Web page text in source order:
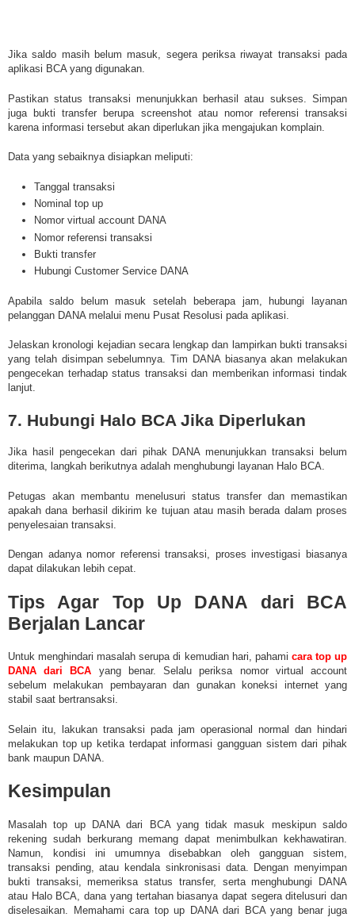
Jika saldo masih belum masuk, segera periksa riwayat transaksi pada
aplikasi BCA yang digunakan.
Pastikan status transaksi menunjukkan berhasil atau sukses. Simpan
juga bukti transfer berupa screenshot atau nomor referensi transaksi
karena informasi tersebut akan diperlukan jika mengajukan komplain.
Data yang sebaiknya disiapkan meliputi:
Tanggal transaksi
Nominal top up
Nomor virtual account DANA
Nomor referensi transaksi
Bukti transfer
Hubungi Customer Service DANA
Apabila saldo belum masuk setelah beberapa jam, hubungi layanan
pelanggan DANA melalui menu Pusat Resolusi pada aplikasi.
Jelaskan kronologi kejadian secara lengkap dan lampirkan bukti transaksi
yang telah disimpan sebelumnya. Tim DANA biasanya akan melakukan
pengecekan terhadap status transaksi dan memberikan informasi tindak
lanjut.
7. Hubungi Halo BCA Jika Diperlukan
Jika hasil pengecekan dari pihak DANA menunjukkan transaksi belum
diterima, langkah berikutnya adalah menghubungi layanan Halo BCA.
Petugas akan membantu menelusuri status transfer dan memastikan
apakah dana berhasil dikirim ke tujuan atau masih berada dalam proses
penyelesaian transaksi.
Dengan adanya nomor referensi transaksi, proses investigasi biasanya
dapat dilakukan lebih cepat.
Tips Agar Top Up DANA dari BCA
Berjalan Lancar
Untuk menghindari masalah serupa di kemudian hari, pahami cara top up
DANA dari BCA yang benar. Selalu periksa nomor virtual account
sebelum melakukan pembayaran dan gunakan koneksi internet yang
stabil saat bertransaksi.
Selain itu, lakukan transaksi pada jam operasional normal dan hindari
melakukan top up ketika terdapat informasi gangguan sistem dari pihak
bank maupun DANA.
Kesimpulan
Masalah top up DANA dari BCA yang tidak masuk meskipun saldo
rekening sudah berkurang memang dapat menimbulkan kekhawatiran.
Namun, kondisi ini umumnya disebabkan oleh gangguan sistem,
transaksi pending, atau kendala sinkronisasi data. Dengan menyimpan
bukti transaksi, memeriksa status transfer, serta menghubungi DANA
atau Halo BCA, dana yang tertahan biasanya dapat segera ditelusuri dan
diselesaikan. Memahami cara top up DANA dari BCA yang benar juga